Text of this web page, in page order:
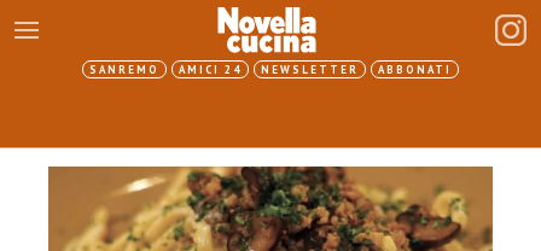
SANREMO AMICI 24 NEWSLETTER ABBONATI